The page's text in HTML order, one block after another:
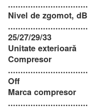
Nivel de zgomot, dB
25/27/29/33
Unitate exterioară
Compresor
Off
Marca compresor